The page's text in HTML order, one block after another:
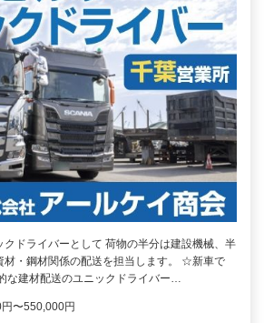
クドライバーとして 荷物の半分は建設機械、半
材・鋼材関係の配送を担当します。 ☆新車で
な建材配送のユニックドライバー…
〜550,000円